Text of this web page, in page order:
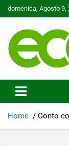
Skip
to
domenica, Agosto 9,
Ecoo.it
Home Conto